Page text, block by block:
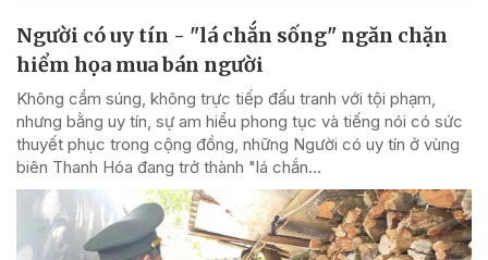
Người có uy tín - "lá chắn sống" ngăn chặn
hiểm họa mua bán người
Không cầm súng, không trực tiếp đấu tranh với tội phạm,
nhưng bằng uy tín, sự am hiểu phong tục và tiếng nói có sức
thuyết phục trong cộng đồng, những Người có uy tín ở vùng
biên Thanh Hóa đang trở thành "lá chắn...